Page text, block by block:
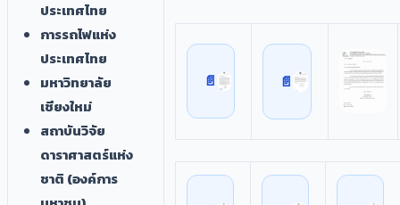
ประเทศไทย
การรถไฟแห่ง
ประเทศไทย
มหาวิทยาลัย
เชียงใหม่
สถาบันวิจัย
ดาราศาสตร์แห่ง
ชาติ (องค์การ